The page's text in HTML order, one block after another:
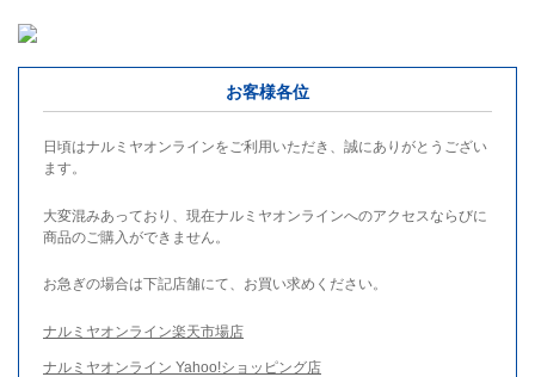
お客様各位
日頃はナルミヤオンラインをご利用いただき、誠にありがとうござい
ます。
大変混みあっており、現在ナルミヤオンラインへのアクセスならびに
商品のご購入ができません。
お急ぎの場合は下記店舗にて、お買い求めください。
ナルミヤオンライン楽天市場店
ナルミヤオンライン Yahoo!ショッピング店